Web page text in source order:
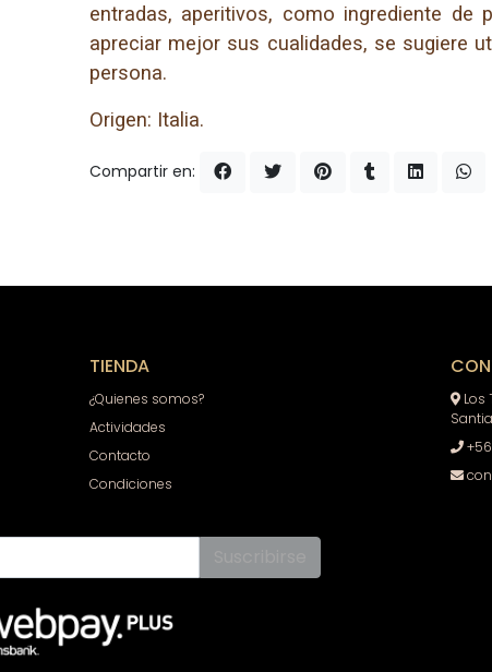
entradas, aperitivos, como ingrediente de
apreciar mejor sus cualidades, se sugiere
persona.
Origen: Italia.
Compartir en:
TIENDA
¿Quienes somos?
Actividades
Contacto
Condiciones
Los